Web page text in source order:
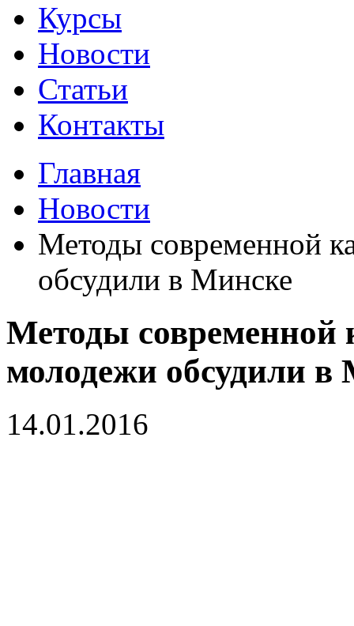
Курсы
Новости
Статьи
Контакты
Главная
Новости
Методы современной
обсудили в Минске
Методы современной
молодежи обсудили в
14.01.2016